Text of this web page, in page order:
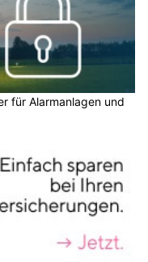
für Alarmanlagen und